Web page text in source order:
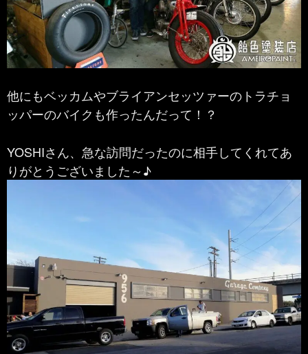
他にもベッカムやブライアンセッツァーのトラチョ
ッパーのバイクも作ったんだって！？
YOSHIさん、急な訪問だったのに相手してくれてあ
りがとうございました～♪